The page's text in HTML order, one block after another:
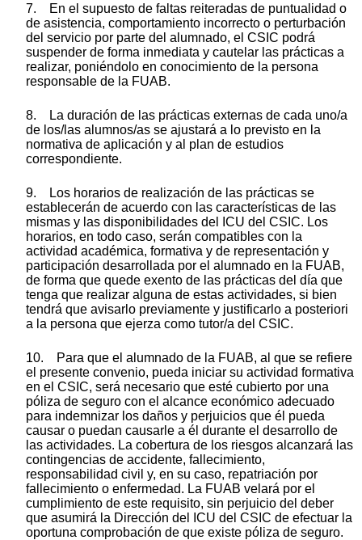
7. En el supuesto de faltas reiteradas de puntualidad o
de asistencia, comportamiento incorrecto o perturbación
del servicio por parte del alumnado, el CSIC podrá
suspender de forma inmediata y cautelar las prácticas a
realizar, poniéndolo en conocimiento de la persona
responsable de la FUAB.
8. La duración de las prácticas externas de cada uno/a
de los/las alumnos/as se ajustará a lo previsto en la
normativa de aplicación y al plan de estudios
correspondiente.
9. Los horarios de realización de las prácticas se
establecerán de acuerdo con las características de las
mismas y las disponibilidades del ICU del CSIC. Los
horarios, en todo caso, serán compatibles con la
actividad académica, formativa y de representación y
participación desarrollada por el alumnado en la FUAB,
de forma que quede exento de las prácticas del día que
tenga que realizar alguna de estas actividades, si bien
tendrá que avisarlo previamente y justificarlo a posteriori
a la persona que ejerza como tutor/a del CSIC.
10. Para que el alumnado de la FUAB, al que se refiere
el presente convenio, pueda iniciar su actividad formativa
en el CSIC, será necesario que esté cubierto por una
póliza de seguro con el alcance económico adecuado
para indemnizar los daños y perjuicios que él pueda
causar o puedan causarle a él durante el desarrollo de
las actividades. La cobertura de los riesgos alcanzará las
contingencias de accidente, fallecimiento,
responsabilidad civil y, en su caso, repatriación por
fallecimiento o enfermedad. La FUAB velará por el
cumplimiento de este requisito, sin perjuicio del deber
que asumirá la Dirección del ICU del CSIC de efectuar la
oportuna comprobación de que existe póliza de seguro.